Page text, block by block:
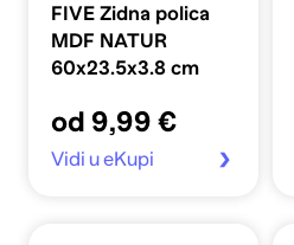
FIVE Zidna polica
MDF NATUR
60x23.5x3.8 cm
od 9,99 €
Vidi u eKupi